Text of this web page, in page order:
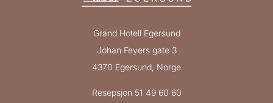
Grand Hotell Egersund
Johan Feyers gate 3
4370 Egersund, Norge
Resepsjon 51 49 60 60